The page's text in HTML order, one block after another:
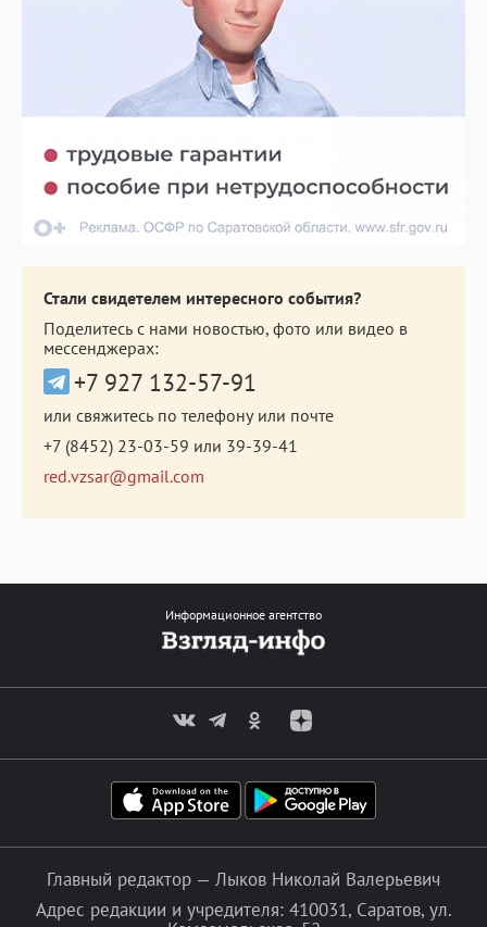
Стали свидетелем интересного события?
Поделитесь с нами новостью, фото или видео в
мессенджерах:
+7 927 132-57-91
или свяжитесь по телефону или почте
+7 (8452) 23-03-59 или 39-39-41
red.vzsar@gmail.com
Информационное агентство
Главный редактор — Лыков Николай Валерьевич
Адрес редакции и учредителя: 410031, Саратов, ул.